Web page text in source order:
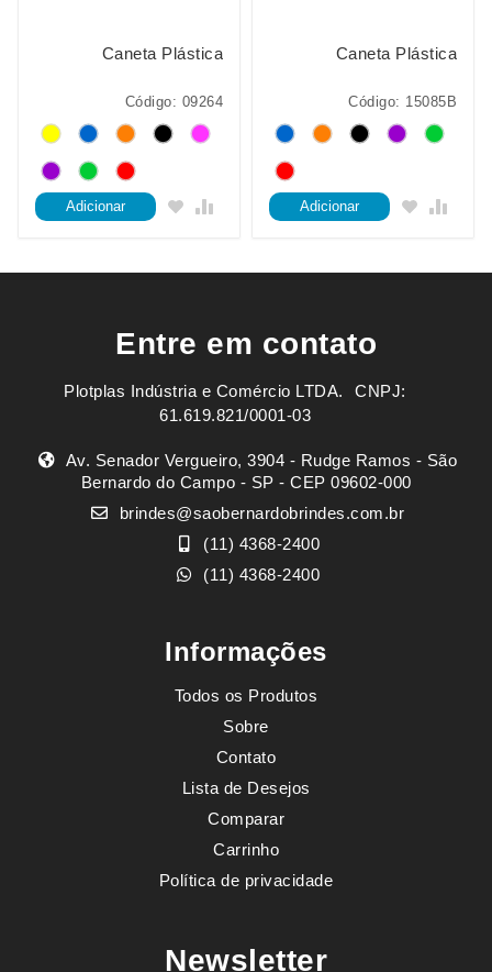
Caneta Plástica
Código: 09264
Adicionar
Caneta Plástica
Código: 15085B
Adicionar
Entre em contato
Plotplas Indústria e Comércio LTDA. ㅤㅤㅤ CNPJ:
61.619.821/0001-03
Av. Senador Vergueiro, 3904 - Rudge Ramos - São
Bernardo do Campo - SP - CEP 09602-000
brindes@saobernardobrindes.com.br
(11) 4368-2400
(11) 4368-2400
Informações
Todos os Produtos
Sobre
Contato
Lista de Desejos
Comparar
Carrinho
Política de privacidade
Newsletter